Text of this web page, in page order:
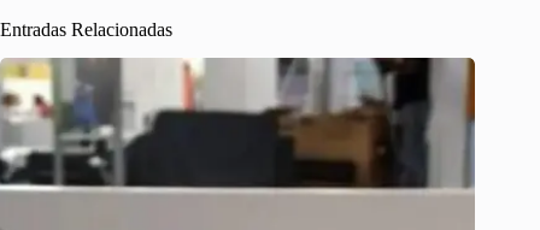
Entradas Relacionadas